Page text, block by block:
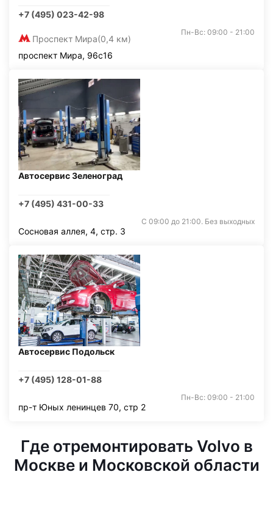
+7 (495) 023-42-98
Проспект Мира(0,4 км)
Пн-Вс: 09:00 - 21:00
проспект Мира, 96с16
Автосервис Зеленоград
+7 (495) 431-00-33
С 09:00 до 21:00. Без выходных
Сосновая аллея, 4, стр. 3
Автосервис Подольск
+7 (495) 128-01-88
Пн-Вс: 09:00 - 21:00
пр-т Юных ленинцев 70, стр 2
Где отремонтировать Volvo в
Москве и Московской области